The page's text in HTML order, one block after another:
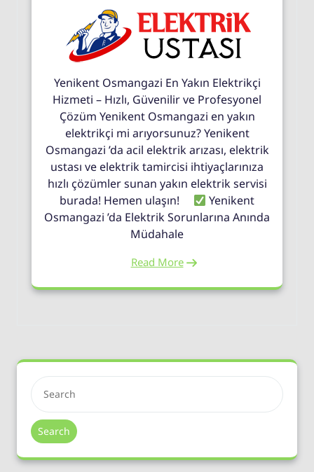
Yenikent Osmangazi En Yakın Elektrikçi
Hizmeti – Hızlı, Güvenilir ve Profesyonel
Çözüm Yenikent Osmangazi en yakın
elektrikçi mi arıyorsunuz? Yenikent
Osmangazi ’da acil elektrik arızası, elektrik
ustası ve elektrik tamircisi ihtiyaçlarınıza
hızlı çözümler sunan yakın elektrik servisi
burada! Hemen ulaşın!
Yenikent
Osmangazi ’da Elektrik Sorunlarına Anında
Müdahale
Read More
Search